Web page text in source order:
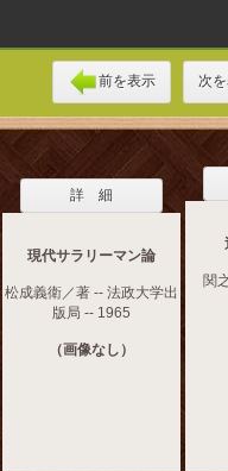
前を表示 次
詳 細
現代サラリーマン論
松成義衛／著 -- 法政大学出
版局 -- 1965
（画像なし）
関